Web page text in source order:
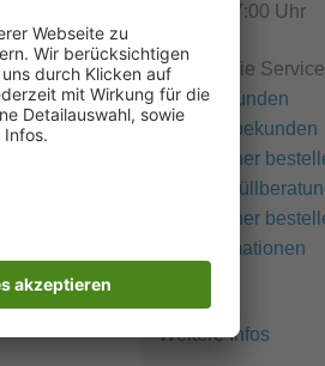
08:00 - 17:00 Uhr
Kostenfreie
Privatkunden
Container
Container
Weitere Infos